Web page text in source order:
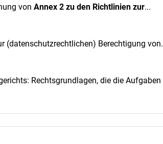
von Annex 2 zu den Richtlinien zur...
(datenschutzrechtlichen) Berechtigung
Rechtsgrundlagen, die die Aufgaben